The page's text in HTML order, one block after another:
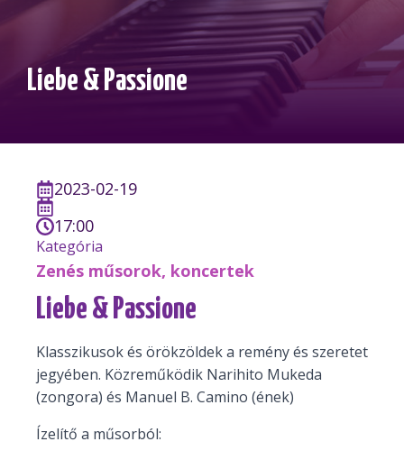
Liebe & Passione
2023-02-19
17:00
Kategória
Zenés műsorok, koncertek
Liebe & Passione
Klasszikusok és örökzöldek a remény és szeretet
jegyében. Közreműködik Narihito Mukeda
(zongora) és Manuel B. Camino (ének)
Ízelítő a műsorból: